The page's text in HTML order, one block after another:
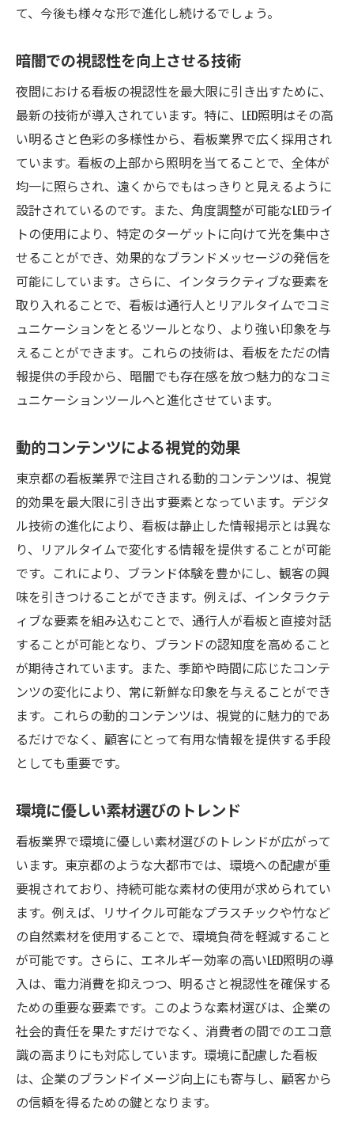
て、今後も様々な形で進化し続けるでしょう。
暗闇での視認性を向上させる技術
夜間における看板の視認性を最大限に引き出すために、
最新の技術が導入されています。特に、LED照明はその高
い明るさと色彩の多様性から、看板業界で広く採用され
ています。看板の上部から照明を当てることで、全体が
均一に照らされ、遠くからでもはっきりと見えるように
設計されているのです。また、角度調整が可能なLEDライ
トの使用により、特定のターゲットに向けて光を集中さ
せることができ、効果的なブランドメッセージの発信を
可能にしています。さらに、インタラクティブな要素を
取り入れることで、看板は通行人とリアルタイムでコミ
ュニケーションをとるツールとなり、より強い印象を与
えることができます。これらの技術は、看板をただの情
報提供の手段から、暗闇でも存在感を放つ魅力的なコミ
ュニケーションツールへと進化させています。
動的コンテンツによる視覚的効果
東京都の看板業界で注目される動的コンテンツは、視覚
的効果を最大限に引き出す要素となっています。デジタ
ル技術の進化により、看板は静止した情報掲示とは異な
り、リアルタイムで変化する情報を提供することが可能
です。これにより、ブランド体験を豊かにし、観客の興
味を引きつけることができます。例えば、インタラクテ
ィブな要素を組み込むことで、通行人が看板と直接対話
することが可能となり、ブランドの認知度を高めること
が期待されています。また、季節や時間に応じたコンテ
ンツの変化により、常に新鮮な印象を与えることができ
ます。これらの動的コンテンツは、視覚的に魅力的であ
るだけでなく、顧客にとって有用な情報を提供する手段
としても重要です。
環境に優しい素材選びのトレンド
看板業界で環境に優しい素材選びのトレンドが広がって
います。東京都のような大都市では、環境への配慮が重
要視されており、持続可能な素材の使用が求められてい
ます。例えば、リサイクル可能なプラスチックや竹など
の自然素材を使用することで、環境負荷を軽減すること
が可能です。さらに、エネルギー効率の高いLED照明の導
入は、電力消費を抑えつつ、明るさと視認性を確保する
ための重要な要素です。このような素材選びは、企業の
社会的責任を果たすだけでなく、消費者の間でのエコ意
識の高まりにも対応しています。環境に配慮した看板
は、企業のブランドイメージ向上にも寄与し、顧客から
の信頼を得るための鍵となります。